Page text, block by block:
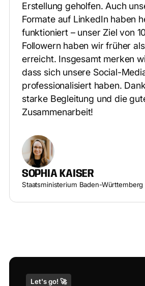
Erstellung geholfen. Auch
Formate auf LinkedIn haben
funktioniert – unser Ziel von
Followern haben wir früher
erreicht. Insgesamt merken
dass sich unsere Social-
professionalisiert haben.
starke Begleitung und die
Zusammenarbeit!
SOPHIA KAISER
Staatsministerium Baden-Württemberg
Let's go! 🚀